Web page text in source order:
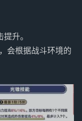
升。
会根据战斗环境的